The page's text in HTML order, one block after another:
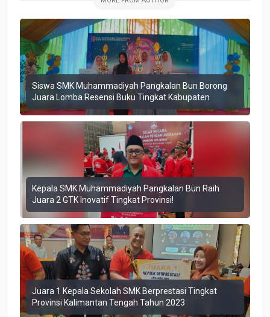
Siswa SMK Muhammadiyah Pangkalan Bun Borong
Juara Lomba Resensi Buku Tingkat Kabupaten
Kepala SMK Muhammadiyah Pangkalan Bun Raih
Juara 2 GTK Inovatif Tingkat Provinsi!
Juara 1 Kepala Sekolah SMK Berprestasi Tingkat
Provinsi Kalimantan Tengah Tahun 2023